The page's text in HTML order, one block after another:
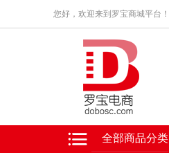
您好，欢迎来到罗宝商城平台！
全部商品分类